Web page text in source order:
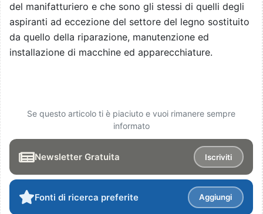
del manifatturiero e che sono gli stessi di quelli degli
aspiranti ad eccezione del settore del legno sostituito
da quello della riparazione, manutenzione ed
installazione di macchine ed apparecchiature.
Se questo articolo ti è piaciuto e vuoi rimanere sempre
informato
Newsletter Gratuita Iscriviti
Fonti di ricerca preferite Aggiungi